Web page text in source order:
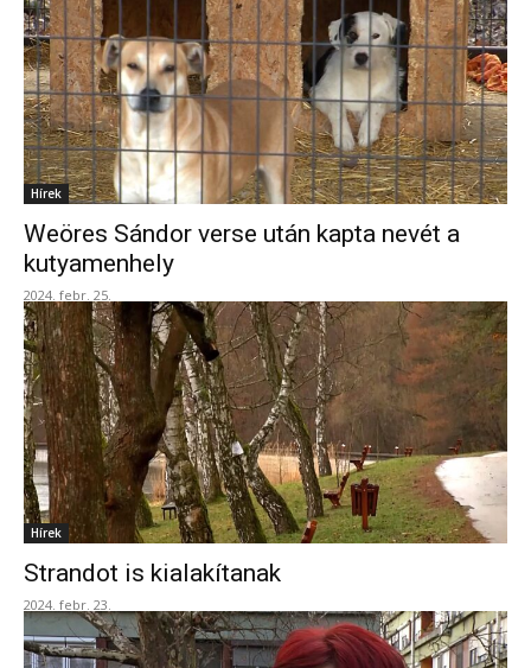
Hírek
Weöres Sándor verse után kapta nevét a
kutyamenhely
2024. febr. 25.
Hírek
Strandot is kialakítanak
2024. febr. 23.